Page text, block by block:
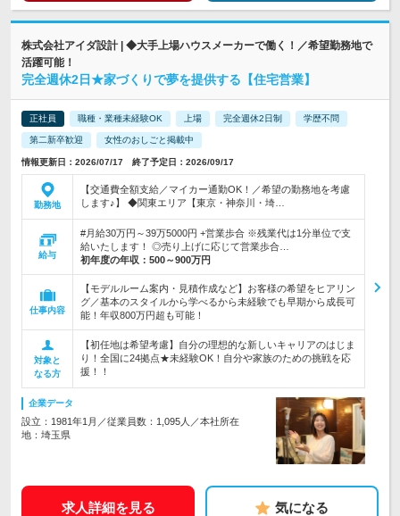
株式会社アイダ設計 | ◆大手上場ハウスメーカーで働く！／希望勤務地で
活躍可能！
完全週休2日★家づくりで夢を提供する【住宅営業】
正社員 職種・業種未経験OK 上場 完全週休2日制 学歴不問
第二新卒歓迎 女性のおしごと掲載中
情報更新日：2026/07/17 終了予定日：2026/09/17
勤務地
【交通費全額支給／マイカー通勤OK！／希望の勤務地を考慮
します♪】 ◆関東エリア【東京・神奈川・埼…
給与
#月給30万円～39万5000円 +営業歩合 ※残業代は1分単位で支
給いたします！ ◎売り上げに応じて営業歩合…
初年度の年収： 500～900万円
仕事内容
【モデルルーム案内・見積作成など】お客様の希望をヒアリン
グ／基本のスタイルから学べるから未経験でも早期から成長可
能！年収800万円超も可能！
対象と
なる方
【初任地は希望考慮】自分の理想的な新しいキャリアのはじま
り！全国に24拠点★未経験OK！自分や家族のための挑戦を応
援！！
企業データ
設立：1981年1月／従業員数：1,095人／本社所在
地：埼玉県
求人詳細を見る 気になる